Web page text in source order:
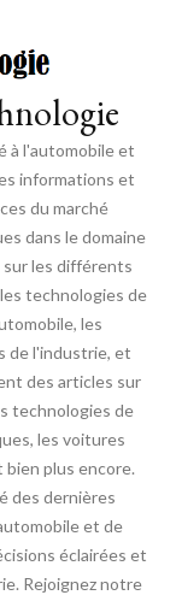
à l'automobile et
informations et
du marché
dans le domaine
les différents
technologies de
les
de l'industrie, et
des articles sur
technologies de
les voitures
plus encore.
des dernières
et de
éclairées et
Rejoignez notre